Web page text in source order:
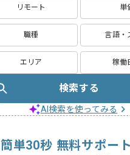
リモート 単
職種 言語・
エリア 稼働
検索する
AI検索を使ってみる
簡単30秒 無料サポー